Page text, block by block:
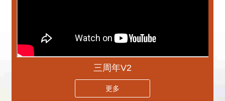
三周年V2
更多